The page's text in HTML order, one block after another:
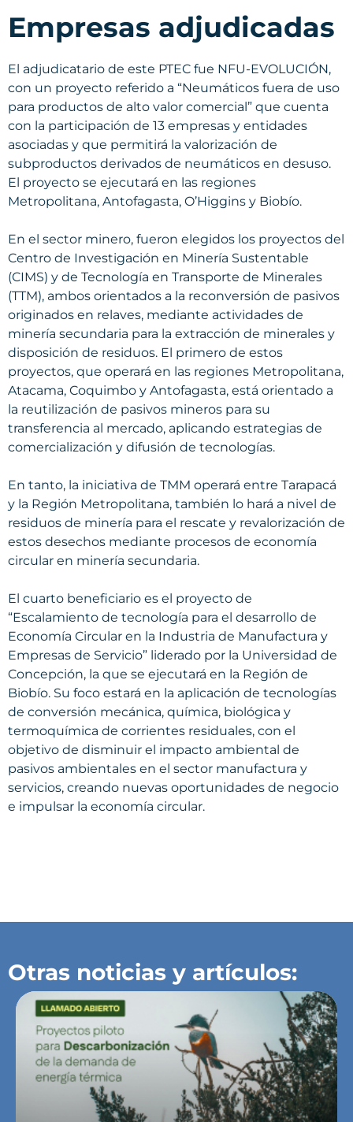
Empresas adjudicadas
El adjudicatario de este PTEC fue NFU-EVOLUCIÓN,
con un proyecto referido a “Neumáticos fuera de uso
para productos de alto valor comercial” que cuenta
con la participación de 13 empresas y entidades
asociadas y que permitirá la valorización de
subproductos derivados de neumáticos en desuso.
El proyecto se ejecutará en las regiones
Metropolitana, Antofagasta, O’Higgins y Biobío.
En el sector minero, fueron elegidos los proyectos del
Centro de Investigación en Minería Sustentable
(CIMS) y de Tecnología en Transporte de Minerales
(TTM), ambos orientados a la reconversión de pasivos
originados en relaves, mediante actividades de
minería secundaria para la extracción de minerales y
disposición de residuos. El primero de estos
proyectos, que operará en las regiones Metropolitana,
Atacama, Coquimbo y Antofagasta, está orientado a
la reutilización de pasivos mineros para su
transferencia al mercado, aplicando estrategias de
comercialización y difusión de tecnologías.
En tanto, la iniciativa de TMM operará entre Tarapacá
y la Región Metropolitana, también lo hará a nivel de
residuos de minería para el rescate y revalorización de
estos desechos mediante procesos de economía
circular en minería secundaria.
El cuarto beneficiario es el proyecto de
“Escalamiento de tecnología para el desarrollo de
Economía Circular en la Industria de Manufactura y
Empresas de Servicio” liderado por la Universidad de
Concepción, la que se ejecutará en la Región de
Biobío. Su foco estará en la aplicación de tecnologías
de conversión mecánica, química, biológica y
termoquímica de corrientes residuales, con el
objetivo de disminuir el impacto ambiental de
pasivos ambientales en el sector manufactura y
servicios, creando nuevas oportunidades de negocio
e impulsar la economía circular.
Otras noticias y artículos: